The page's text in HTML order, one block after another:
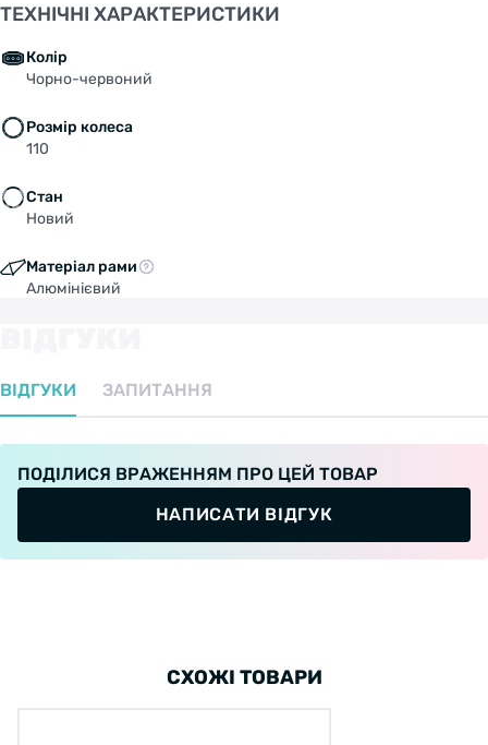
ТЕХНІЧНІ ХАРАКТЕРИСТИКИ
Колір
Чорно-червоний
Розмір колеса
110
Стан
Новий
Матеріал рами
Алюмінієвий
ВІДГУКИ ЗАПИТАННЯ
ПОДІЛИСЯ ВРАЖЕННЯМ ПРО ЦЕЙ ТОВАР
НАПИСАТИ ВІДГУК
СХОЖІ ТОВАРИ